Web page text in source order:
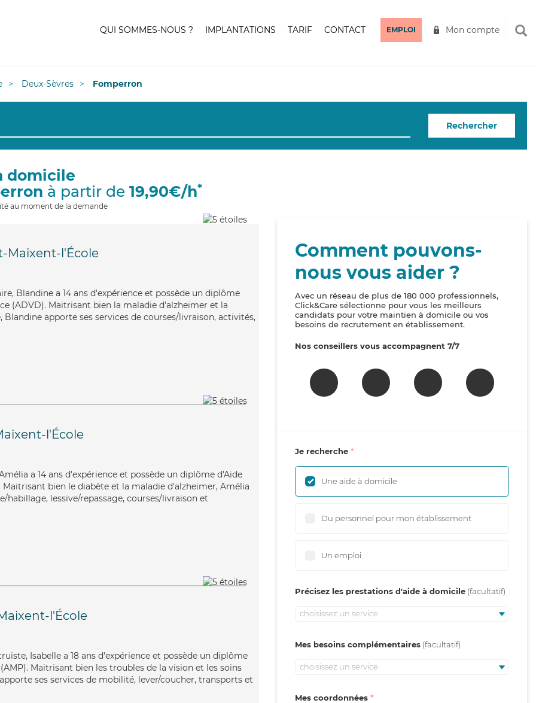
QUI SOMMES-NOUS ? IMPLANTATIONS TARIF CONTACT EMPLOI Mon compte
Deux-Sèvres Fomperron
Rechercher
domicile
à partir de 19,90€/h*
au moment de la demande
Maixent-l'École
Blandine a 14 ans d'expérience et possède un diplôme
(ADVD). Maitrisant bien la maladie d'alzheimer et la
apporte ses services de courses/livraison, activités,
l'École
a 14 ans d'expérience et possède un diplôme d'Aide
bien le diabète et la maladie d'alzheimer, Amélia
habillage, lessive/repassage, courses/livraison et
l'École
Isabelle a 18 ans d'expérience et possède un diplôme
Maitrisant bien les troubles de la vision et les soins
ses services de mobilité, lever/coucher, transports et
Comment pouvons-
nous vous aider ?
Avec un réseau de plus de 180 000 professionnels,
Click&Care sélectionne pour vous les meilleurs
candidats pour votre maintien à domicile ou vos
besoins de recrutement en établissement.
Nos conseillers vous accompagnent 7/7
Je recherche
Une aide à domicile
Du personnel pour mon établissement
Un emploi
Précisez les prestations d'aide à domicile
choisissez un service
Mes besoins complémentaires
choisissez un service
Mes coordonnées